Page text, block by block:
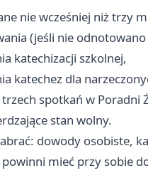
nie wcześniej niż trzy
(jeśli nie
katechizacji szkolnej,
katechez dla
spotkań w Poradni
stan wolny.
dowody osobiste,
mieć przy sobie